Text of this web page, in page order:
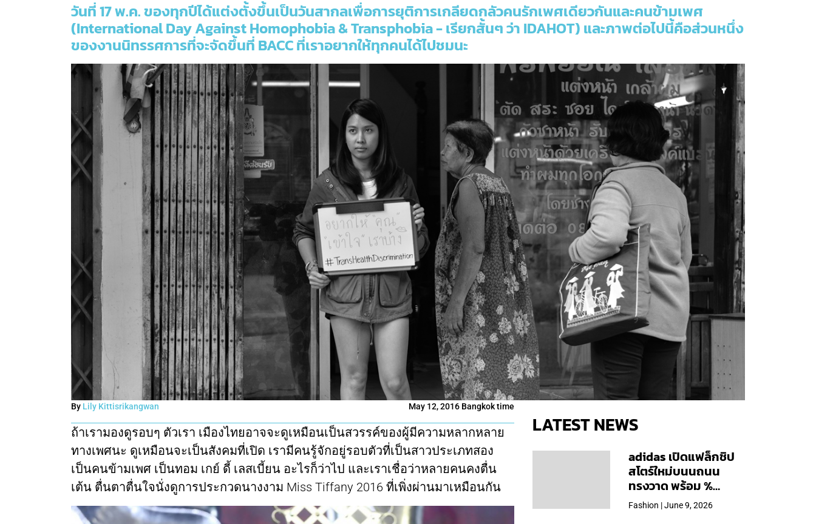
วันที่ 17 พ.ค. ของทุกปีได้แต่งตั้งขึ้นเป็นวันสากลเพื่อการยุติการเกลียดกลัวคนรักเพศเดียวกันและคนข้ามเพศ
(International Day Against Homophobia & Transphobia - เรียกสั้นๆ ว่า IDAHOT) และภาพต่อไปนี้คือส่วนหนึ่ง
ของงานนิทรรศการที่จะจัดขึ้นที่ BACC ที่เราอยากให้ทุกคนได้ไปชมนะ
By Lily Kittisrikangwan May 12, 2016 Bangkok time
ถ้าเรามองดูรอบๆ ตัวเรา เมืองไทยอาจจะดูเหมือนเป็นสวรรค์ของผู้มีความหลากหลาย
ทางเพศนะ ดูเหมือนจะเป็นสังคมที่เปิด เรามีคนรู้จักอยู่รอบตัวที่เป็นสาวประเภทสอง
เป็นคนข้ามเพศ เป็นทอม เกย์ ดี้ เลสเบี้ยน อะไรก็ว่าไป และเราเชื่อว่าหลายคนคงตื่น
เต้น ตื่นตาตื่นใจนั่งดูการประกวดนางงาม Miss Tiffany 2016 ที่เพิ่งผ่านมาเหมือนกัน
LATEST NEWS
adidas เปิดแฟล็กชิป
สโตร์ใหม่บนนถนน
ทรงวาด พร้อม %
Arabica และคอลเลก
ชันพิเศษเฉพาะสาขา
Fashion | June 9, 2026